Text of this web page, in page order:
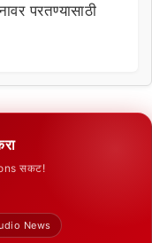
परतण्यासाठी
सकट!
News